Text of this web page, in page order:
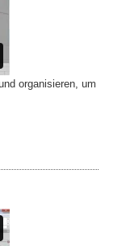
organisieren, um